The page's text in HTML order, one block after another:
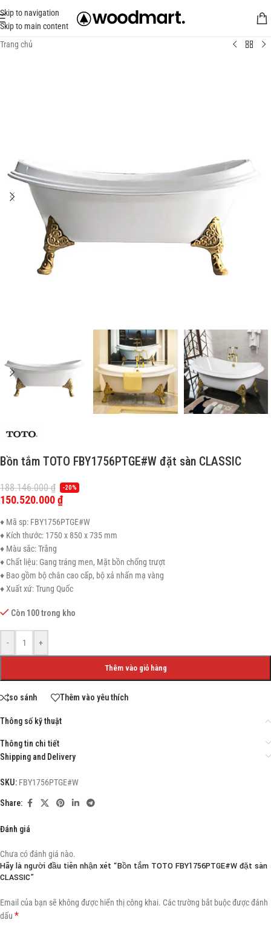
Skip to navigation
Skip to main content
Trang chủ
Bồn tắm TOTO FBY1756PTGE#W đặt sàn CLASSIC
188.146.000₫ -20%
150.520.000₫
♦ Mã sp: FBY1756PTGE#W
♦ Kích thước: 1750 x 850 x 735 mm
♦ Màu sắc: Trắng
♦ Chất liệu: Gang tráng men, Mặt bồn chống trượt
♦ Bao gồm bộ chân cao cấp, bộ xả nhấn mạ vàng
♦ Xuất xứ: Trung Quốc
Còn 100 trong kho
- +
Thêm vào giỏ hàng
so sánh Thêm vào yêu thích
Thông số kỹ thuật
Thông tin chi tiết
Shipping and Delivery
SKU: FBY1756PTGE#W
Share:
Đánh giá
Chưa có đánh giá nào.
Hãy là người đầu tiên nhận xét “Bồn tắm TOTO FBY1756PTGE#W đặt sàn
CLASSIC”
Email của bạn sẽ không được hiển thị công khai. Các trường bắt buộc được đánh
dấu *